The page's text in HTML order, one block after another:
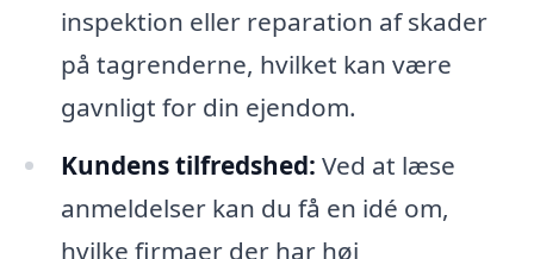
inspektion eller reparation af skader
på tagrenderne, hvilket kan være
gavnligt for din ejendom.
Kundens tilfredshed: Ved at læse
anmeldelser kan du få en idé om,
hvilke firmaer der har høj